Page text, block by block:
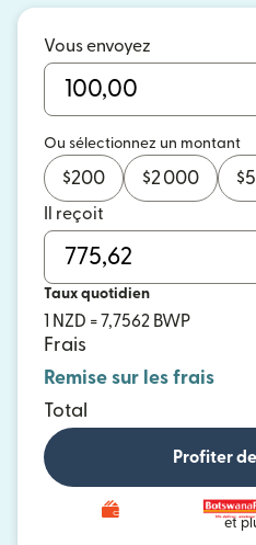
Vous envoyez
Ou sélectionnez un montant
$200 $2 000 $
Il reçoit
Taux quotidien
1 NZD = 7,7562 BWP
Frais
Remise sur les frais
Total
Profiter
et